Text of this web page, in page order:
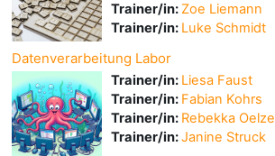
Trainer/in: Zoe Liemann
Trainer/in: Luke Schmidt
Datenverarbeitung Labor
Trainer/in: Liesa Faust
Trainer/in: Fabian Kohrs
Trainer/in: Rebekka Oelze
Trainer/in:Janine Struck